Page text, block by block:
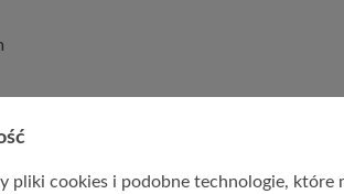
pliki cookies i podobne technologie, które